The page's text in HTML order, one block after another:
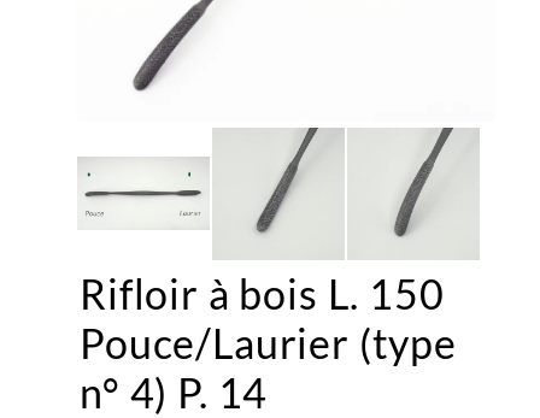
Rifloir à bois L. 150
Pouce/Laurier (type
n° 4) P. 14